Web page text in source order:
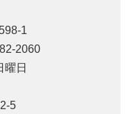
1
2060
日
5